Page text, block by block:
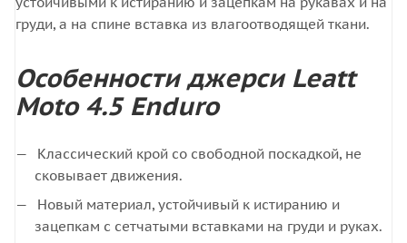
груди, а на спине вставка из влагоотводящей ткани.
Особенности джерси Leatt
Moto 4.5 Enduro
Классический крой со свободной поскадкой, не
сковывает движения.
Новый материал, устойчивый к истиранию и
зацепкам с сетчатыми вставками на груди и руках.